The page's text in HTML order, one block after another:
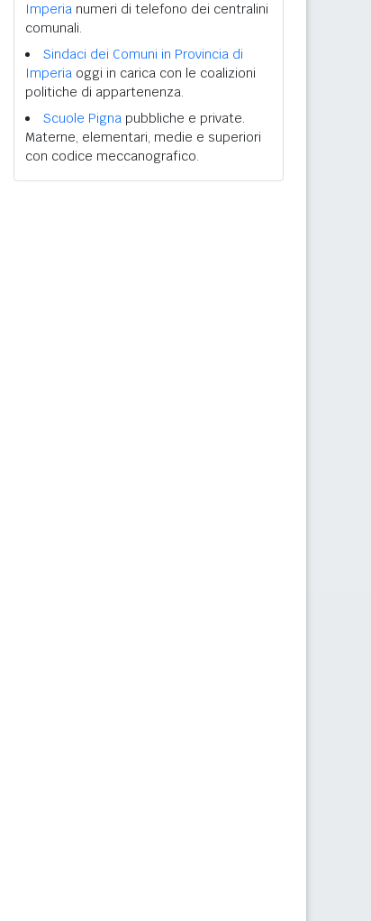
Imperia numeri di telefono dei centralini
comunali.
Sindaci dei Comuni in Provincia di
Imperia oggi in carica con le coalizioni
politiche di appartenenza.
Scuole Pigna pubbliche e private.
Materne, elementari, medie e superiori
con codice meccanografico.